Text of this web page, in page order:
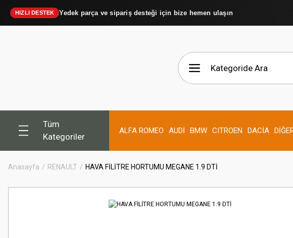
HIZLI DESTEK Yedek parça ve sipariş desteği için bize hemen ulaşın
Tüm
Kategoriler
ALFA ROMEO AUDİ BMW CITROEN DACİA
Anasayfa RENAULT HAVA FİLİTRE HORTUMU MEGANE 1.9 DTİ